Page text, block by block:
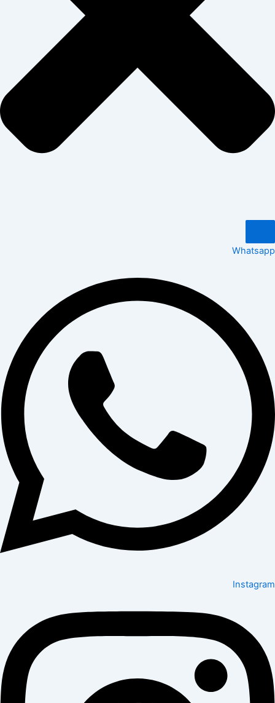
Whatsapp
Instagram